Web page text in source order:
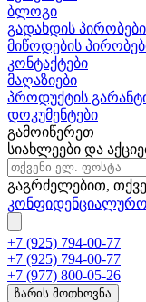
ბლოგი
გადახდის პირობები
მიწოდების
კონტაქტები
მაღაზიები
პროდუქტის
დოკუმენტები
გამოიწერეთ
სიახლეები და
გაგრძელებით,
+7 (925) 794-00-77
+7 (925) 794-00-77
+7 (977) 800-05-26
ზარის მოთხოვნა